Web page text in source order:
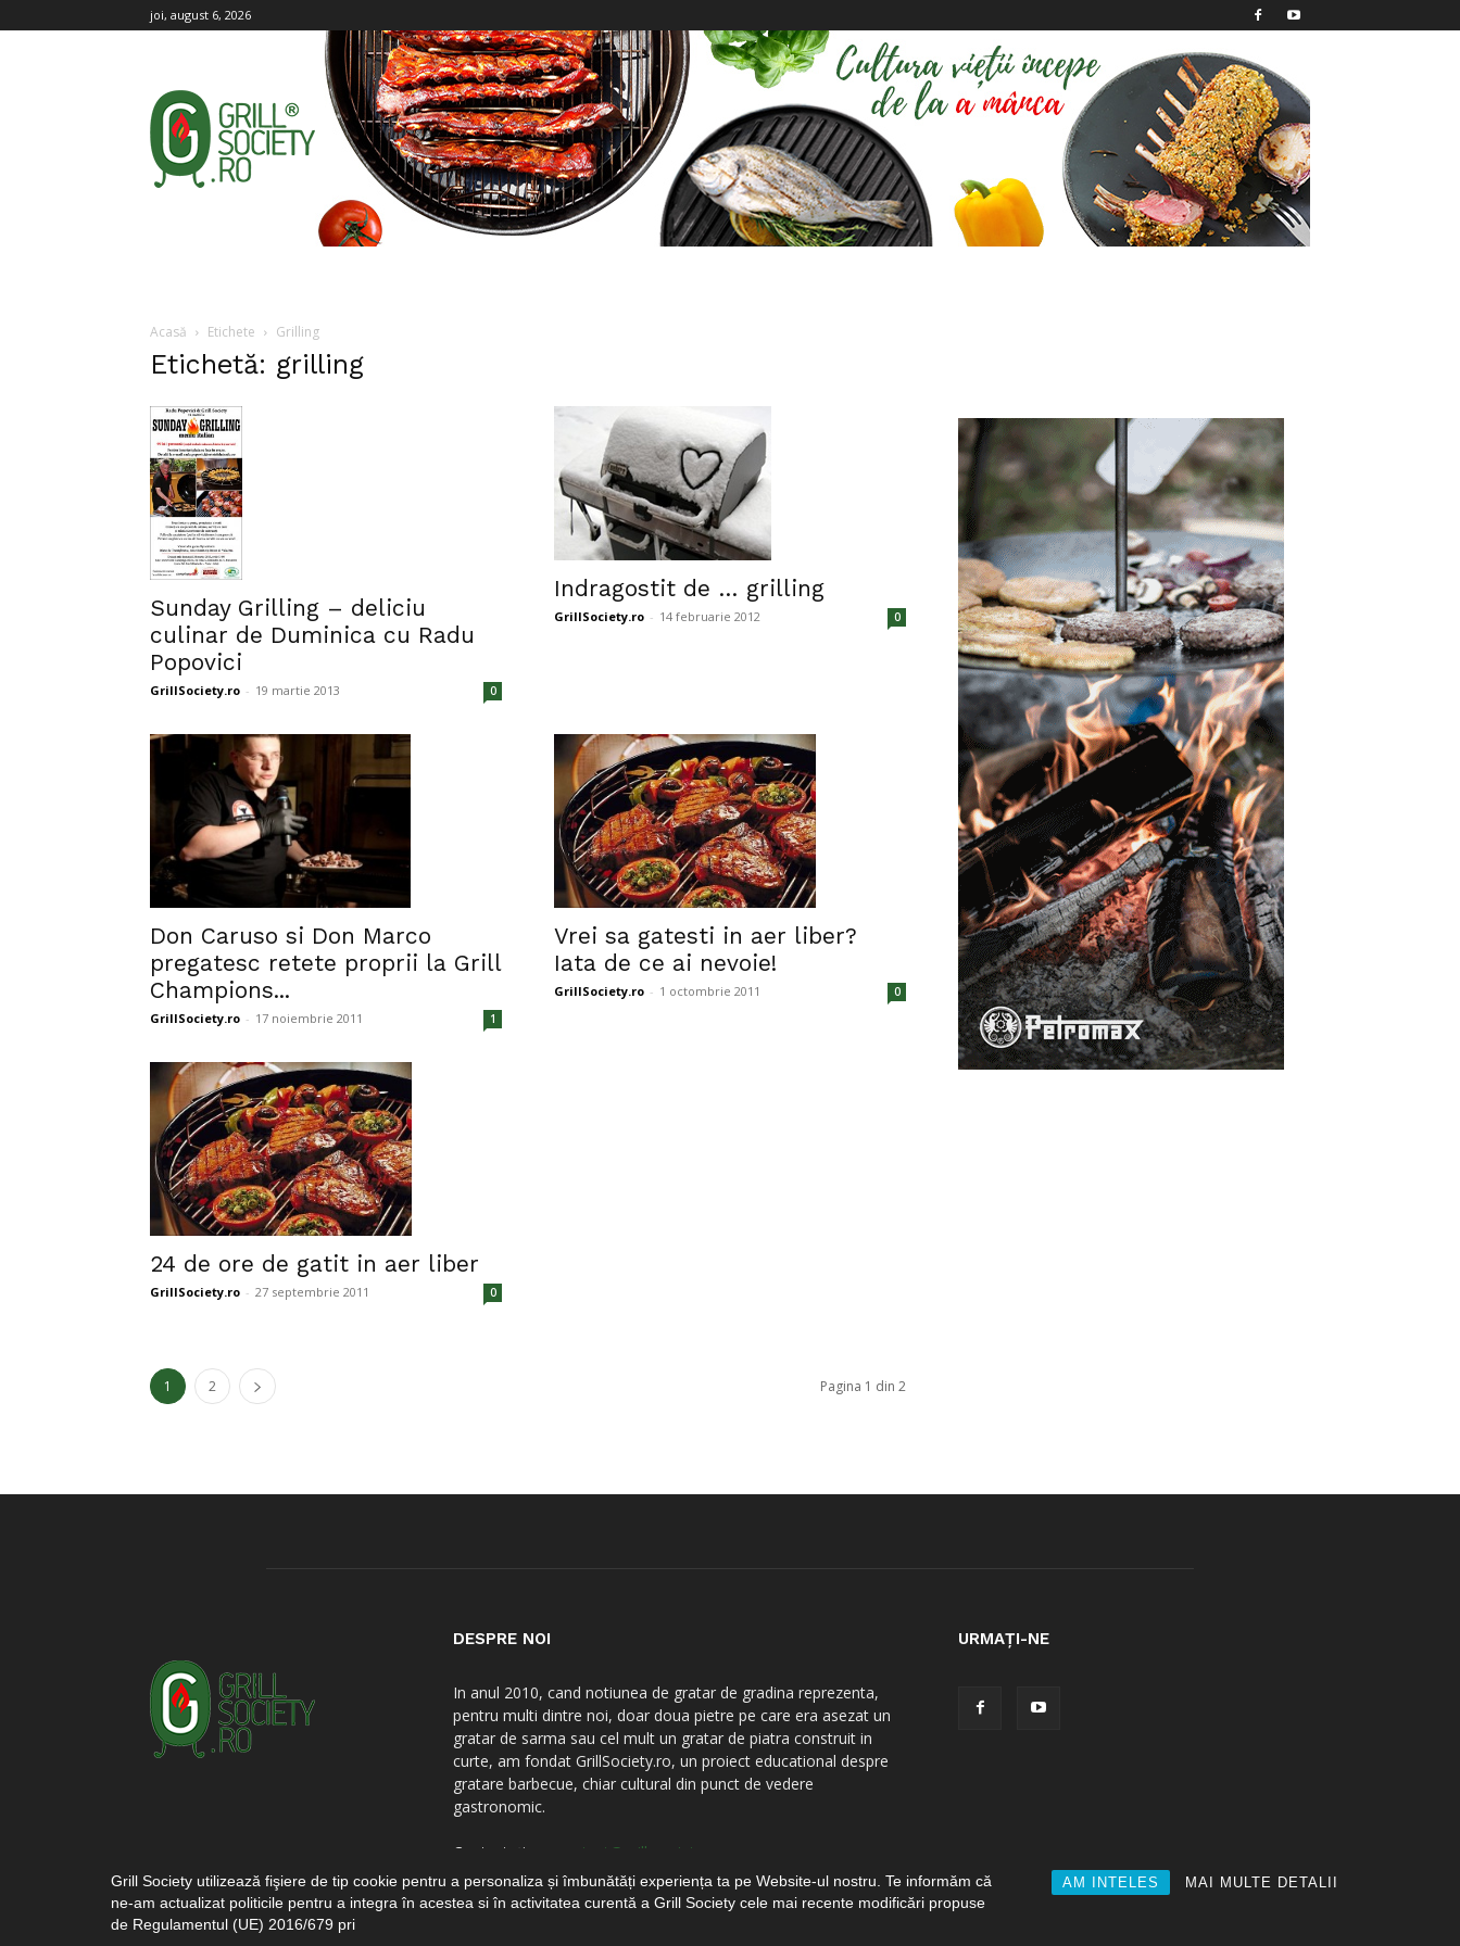
Grill Society utilizează fişiere de tip cookie pentru a personaliza și îmbunătăți experiența ta pe Website-ul nostru. Te informăm că
ne-am actualizat politicile pentru a integra în acestea si în activitatea curentă a Grill Society cele mai recente modificări propuse
de Regulamentul (UE) 2016/679 pri
AM INTELES MAI MULTE DETALII
joi, august 6, 2026
Grill
Society
Acasă Etichete Grilling
Etichetă: grilling
Sunday Grilling – deliciu
culinar de Duminica cu Radu
Popovici
GrillSociety.ro - 19 martie 2013 0
Indragostit de … grilling
GrillSociety.ro - 14 februarie 2012 0
Don Caruso si Don Marco
pregatesc retete proprii la Grill
Champions...
GrillSociety.ro - 17 noiembrie 2011 1
Vrei sa gatesti in aer liber?
Iata de ce ai nevoie!
GrillSociety.ro - 1 octombrie 2011 0
24 de ore de gatit in aer liber
GrillSociety.ro - 27 septembrie 2011 0
1 2 Pagina 1 din 2
DESPRE NOI
In anul 2010, cand notiunea de gratar de gradina reprezenta,
pentru multi dintre noi, doar doua pietre pe care era asezat un
gratar de sarma sau cel mult un gratar de piatra construit in
curte, am fondat GrillSociety.ro, un proiect educational despre
gratare barbecue, chiar cultural din punct de vedere
gastronomic.
Contactați-ne: contact@grill-society.ro
URMAȚI-NE
© 2010-2024 GRILL-SOCIETY.RO Toate drepturile rezervate - by